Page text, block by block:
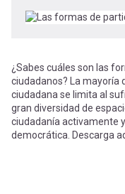
cuenta
Mobile]
Regístrate
ayuda
a
la
¿Sabes cuáles son las
ciudadanos? La mayoría
ciudadana se limita al
gran diversidad de
ciudadanía activamente
democrática. Descarga